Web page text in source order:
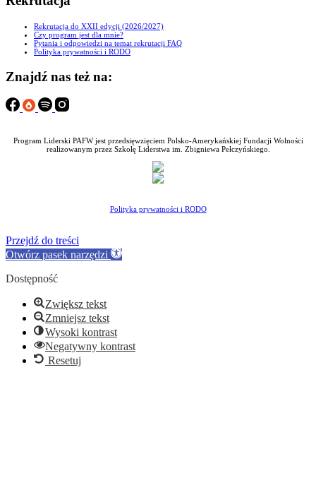
Rekrutacja do XXII edycji (2026/2027)
Czy program jest dla mnie?
Pytania i odpowiedzi na temat rekrutacji FAQ
Polityka prywatności i RODO
Znajdź nas też na:
Program Liderski PAFW jest przedsięwzięciem Polsko-Amerykańskiej Fundacji Wolności
realizowanym przez Szkołę Liderstwa im. Zbigniewa Pełczyńskiego.
Polityka prywatności i RODO
Przejdź do treści
Otwórz pasek narzędzi
Dostępność
Zwiększ tekst
Zmniejsz tekst
Wysoki kontrast
Negatywny kontrast
Resetuj